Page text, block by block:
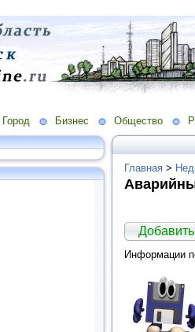
Город Бизнес Общество
Главная >
Информации